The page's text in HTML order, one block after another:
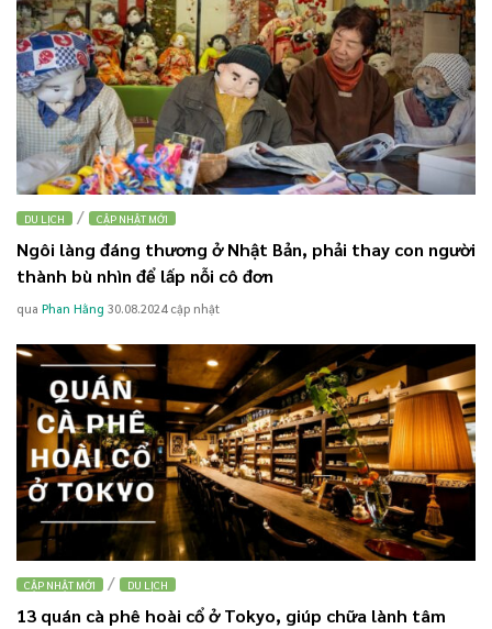
DU LỊCH / CẬP NHẬT MỚI
Ngôi làng đáng thương ở Nhật Bản, phải thay con người
thành bù nhìn để lấp nỗi cô đơn
qua Phan Hằng 30.08.2024 cập nhật
CẬP NHẬT MỚI / DU LỊCH
13 quán cà phê hoài cổ ở Tokyo, giúp chữa lành tâm